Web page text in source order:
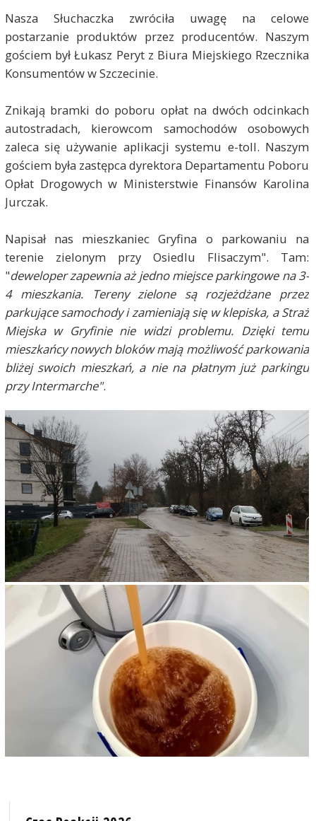
Nasza Słuchaczka zwróciła uwagę na celowe
postarzanie produktów przez producentów. Naszym
gościem był Łukasz Peryt z Biura Miejskiego Rzecznika
Konsumentów w Szczecinie.
Znikają bramki do poboru opłat na dwóch odcinkach
autostradach, kierowcom samochodów osobowych
zaleca się używanie aplikacji systemu e-toll. Naszym
gościem była zastępca dyrektora Departamentu Poboru
Opłat Drogowych w Ministerstwie Finansów Karolina
Jurczak.
Napisał nas mieszkaniec Gryfina o parkowaniu na
terenie zielonym przy Osiedlu Flisaczym". Tam:
"deweloper zapewnia aż jedno miejsce parkingowe na 3-
4 mieszkania. Tereny zielone są rozjeżdżane przez
parkujące samochody i zamieniają się w klepiska, a Straż
Miejska w Gryfinie nie widzi problemu. Dzięki temu
mieszkańcy nowych bloków mają możliwość parkowania
bliżej swoich mieszkań, a nie na płatnym już parkingu
przy Intermarche".